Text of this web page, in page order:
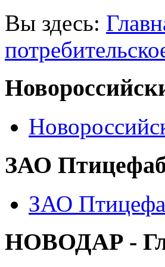
Вы здесь:
ЗАО
ЗАО
НОВОДАР -